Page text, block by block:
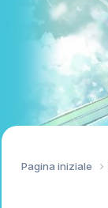
Pagina iniziale